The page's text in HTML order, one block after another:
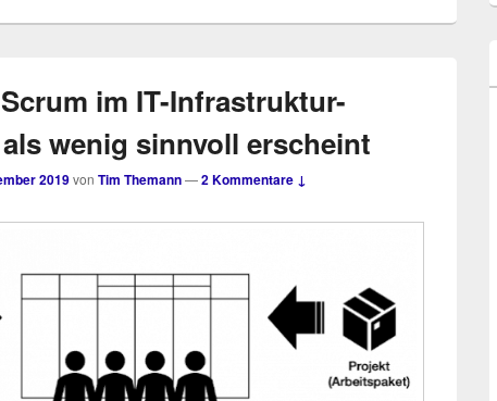
im IT-Infrastruktur-
wenig sinnvoll erscheint
2019von Tim Themann—2 Kommentare ↓